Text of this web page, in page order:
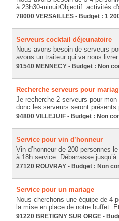
à 23h30-minuitObjectif: activités
78000 VERSAILLES - Budget : 1
Serveurs cocktail déjeunatoire
Nous avons besoin de serveurs
avons un traiteur qui va nous
91540 MENNECY - Budget : Non
Recherche serveurs pour
Je recherche 2 serveurs pour
donc les serveurs seront
94800 VILLEJUIF - Budget : Non
Service pour vin d’honneur
Vin d’honneur de 200 personnes
à 18h service. Débarrasse
27120 ROUVRAY - Budget : Non
Service pour un mariage
Nous cherchons une équipe de 4
la mise en place de notre buffet.
91220 BRETIGNY SUR ORGE -